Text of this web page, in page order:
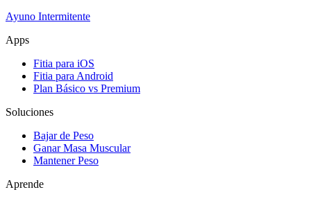
Ayuno Intermitente
Apps
Fitia para iOS
Fitia para Android
Plan Básico vs Premium
Soluciones
Bajar de Peso
Ganar Masa Muscular
Mantener Peso
Aprende